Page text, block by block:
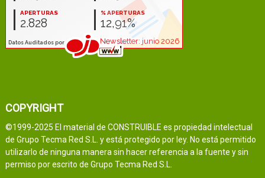
COPYRIGHT
©1999-2025 El material de CONSTRUIBLE es propiedad intelectual
de Grupo Tecma Red S.L. y está protegido por ley. No está permitido
utilizarlo de ninguna manera sin hacer referencia a la fuente y sin
permiso por escrito de Grupo Tecma Red S.L.